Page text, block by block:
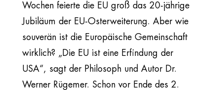
Wochen feierte die EU groß das 20-jährige
Jubiläum der EU-Osterweiterung. Aber wie
souverän ist die Europäische Gemeinschaft
wirklich? „Die EU ist eine Erfindung der
USA“, sagt der Philosoph und Autor Dr.
Werner Rügemer. Schon vor Ende des 2.